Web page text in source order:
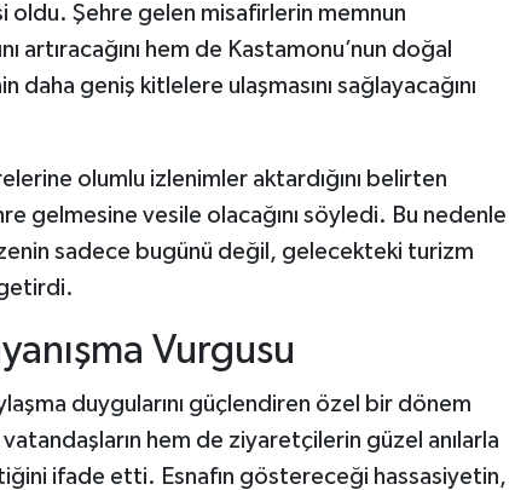
oldu. Şehre gelen misafirlerin memnun
artıracağını hem de Kastamonu’nun doğal
geniş kitlelere ulaşmasını sağlayacağını
olumlu izlenimler aktardığını belirten
gelmesine vesile olacağını söyledi. Bu nedenle
sadece bugünü değil, gelecekteki turizm
Vurgusu
duygularını güçlendiren özel bir dönem
hem de ziyaretçilerin güzel anılarla
ifade etti. Esnafın göstereceği hassasiyetin,